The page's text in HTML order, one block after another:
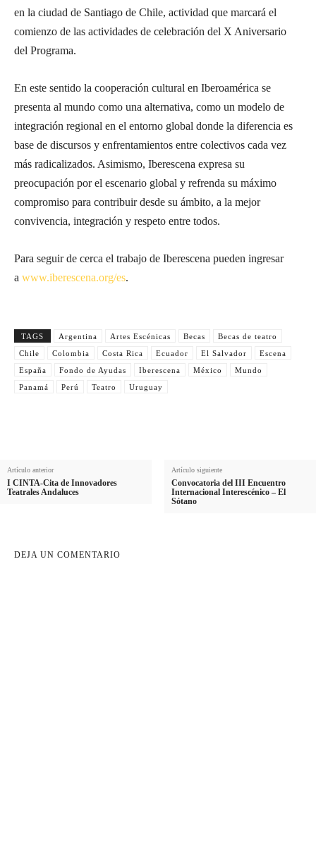
en la ciudad de Santiago de Chile, actividad que marcará el
comienzo de las actividades de celebración del X Aniversario
del Programa.
En este sentido la cooperación cultural en Iberoamérica se
presenta al mundo como una alternativa, como un modelo de
integración regional en el entorno global donde la diferencia es
base de discursos y enfrentamientos entre colectivos cada vez
más radicalizados. Asimismo, Iberescena expresa su
preocupación por el escenario global y refrenda su máximo
compromiso para contribuir desde su ámbito, a la mejor
convivencia, integración y respeto entre todos.
Para seguir de cerca el trabajo de Iberescena pueden ingresar
a www.iberescena.org/es.
TAGS Argentina Artes Escénicas Becas
Becas de teatro
Chile
Colombia Costa Rica Ecuador El Salvador
Escena
España
Fondo de Ayudas Iberescena México
Mundo
Panamá
Perú Teatro Uruguay
Artículo anterior
I CINTA-Cita de Innovadores
Teatrales Andaluces
Artículo siguiente
Convocatoria del III Encuentro
Internacional Interescénico – El
Sótano
DEJA UN COMENTARIO